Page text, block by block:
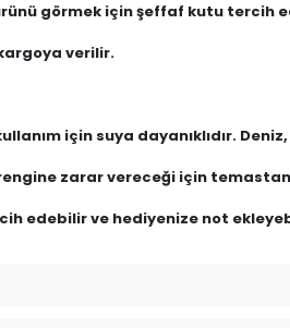
görmek için şeffaf kutu
verilir.
için suya dayanıklıdır.
zarar vereceği için temastan
edebilir ve hediyenize not